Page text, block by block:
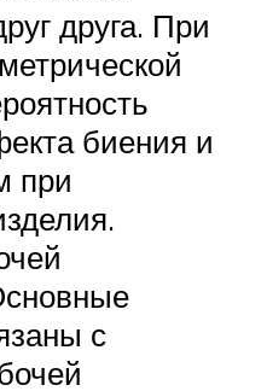
друга. При
биения и
при
с